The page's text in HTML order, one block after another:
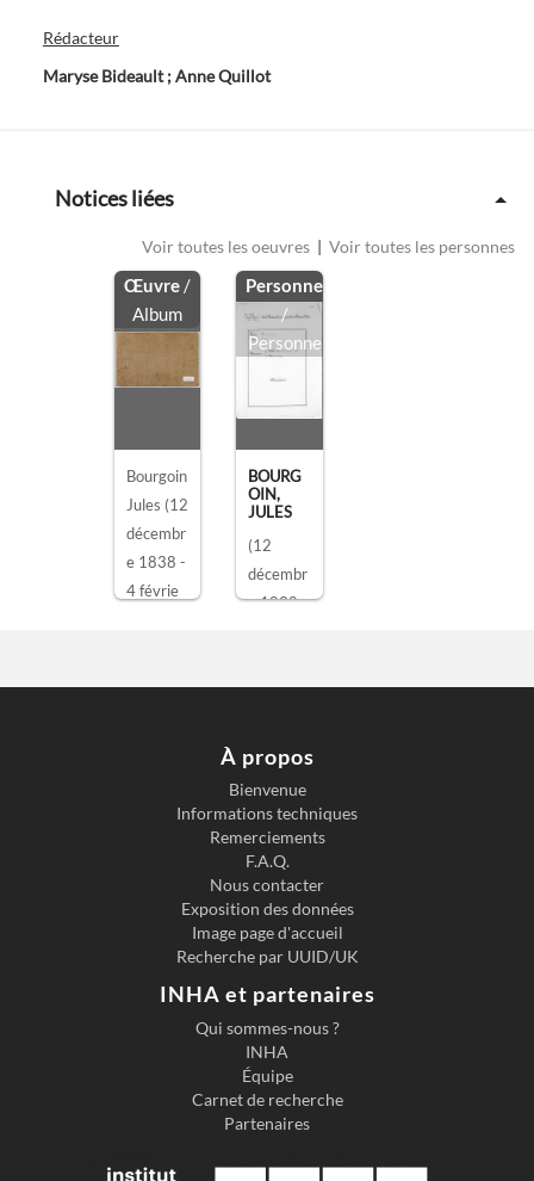
Rédacteur
Maryse Bideault ; Anne Quillot
Notices liées
Voir toutes les oeuvres | Voir toutes les personnes
Œuvre /
Album
Bourgoin
Jules (12
décembr
e 1838 -
4 févrie
Personne
/
Personne
BOURG
OIN,
JULES
(12
décembr
e 1838 -
théoricie
À propos
Bienvenue
Informations techniques
Remerciements
F.A.Q.
Nous contacter
Exposition des données
Image page d'accueil
Recherche par UUID/UK
INHA et partenaires
Qui sommes-nous ?
INHA
Équipe
Carnet de recherche
Partenaires